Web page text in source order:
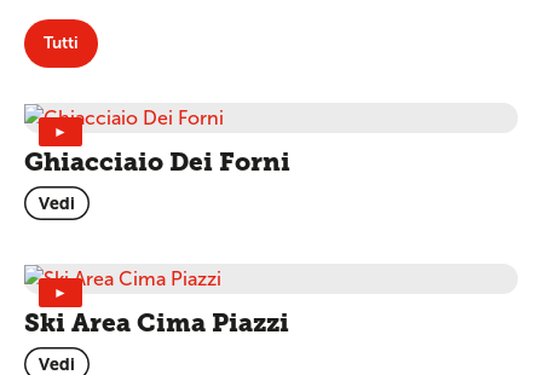
Tutti
►
Ghiacciaio Dei Forni
Vedi
►
Ski Area Cima Piazzi
Vedi